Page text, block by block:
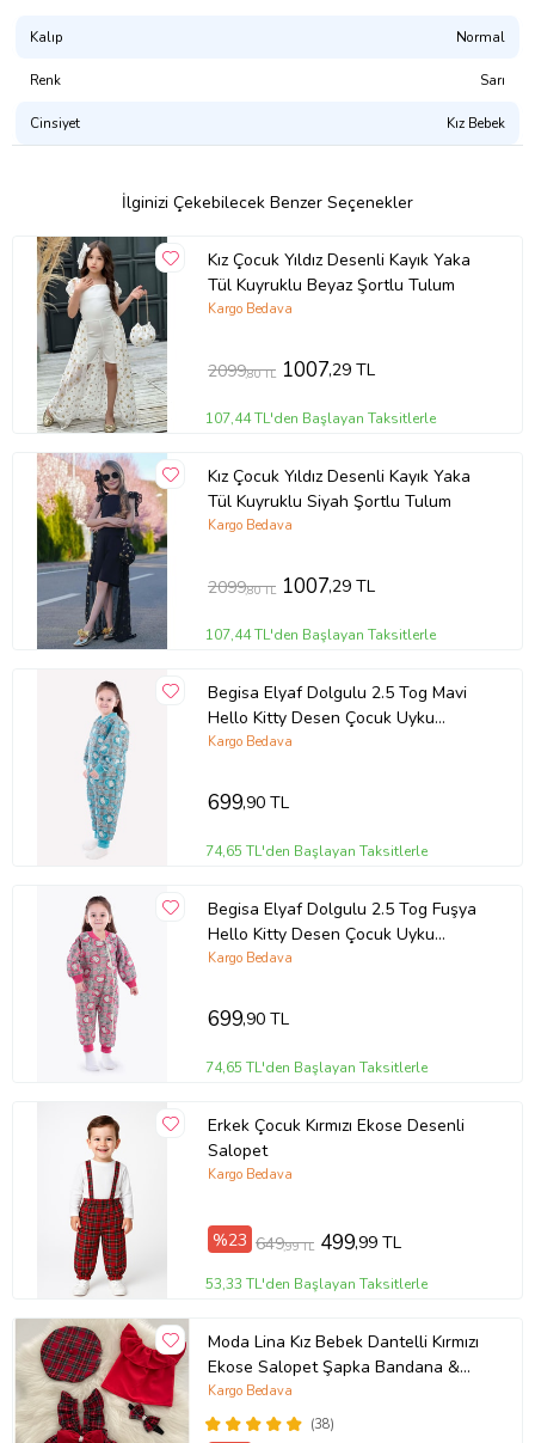
Kalıp Normal
Renk Sarı
Cinsiyet Kız Bebek
İlginizi Çekebilecek Benzer Seçenekler
Kız Çocuk Yıldız Desenli Kayık Yaka
Tül Kuyruklu Beyaz Şortlu Tulum
Kargo Bedava
2099,80 TL 1007,29 TL
107,44 TL'den Başlayan Taksitlerle
Kız Çocuk Yıldız Desenli Kayık Yaka
Tül Kuyruklu Siyah Şortlu Tulum
Kargo Bedava
2099,80 TL 1007,29 TL
107,44 TL'den Başlayan Taksitlerle
Begisa Elyaf Dolgulu 2.5 Tog Mavi
Hello Kitty Desen Çocuk Uyku
Tulumu
Kargo Bedava
699,90 TL
74,65 TL'den Başlayan Taksitlerle
Begisa Elyaf Dolgulu 2.5 Tog Fuşya
Hello Kitty Desen Çocuk Uyku
Tulumu
Kargo Bedava
699,90 TL
74,65 TL'den Başlayan Taksitlerle
Erkek Çocuk Kırmızı Ekose Desenli
Salopet
Kargo Bedava
%23 649,99 TL 499,99 TL
53,33 TL'den Başlayan Taksitlerle
Moda Lina Kız Bebek Dantelli Kırmızı
Ekose Salopet Şapka Bandana &
Bluz Set
(38)
Kargo Bedava